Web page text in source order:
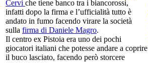
Cervi che tiene banco tra i biancorossi,
infatti dopo la firma e l’ufficialità tutto è
andato in fumo facendo virare la società
sulla firma di Daniele Magro.
Il centro ex Pistoia era uno dei pochi
giocatori italiani che potesse andare a coprire
il buco lasciato, facendo però storcere